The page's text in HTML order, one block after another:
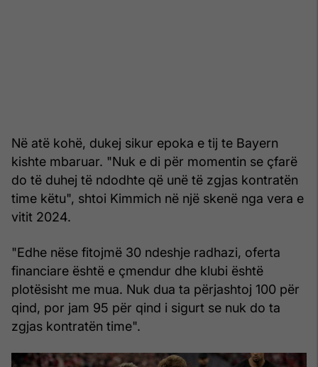
Në atë kohë, dukej sikur epoka e tij te Bayern
kishte mbaruar. "Nuk e di për momentin se çfarë
do të duhej të ndodhte që unë të zgjas kontratën
time këtu", shtoi Kimmich në një skenë nga vera e
vitit 2024.
"Edhe nëse fitojmë 30 ndeshje radhazi, oferta
financiare është e çmendur dhe klubi është
plotësisht me mua. Nuk dua ta përjashtoj 100 për
qind, por jam 95 për qind i sigurt se nuk do ta
zgjas kontratën time".